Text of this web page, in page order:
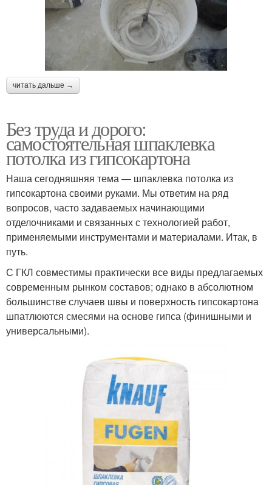
читать дальше →
Без труда и дорого:
самостоятельная шпаклевка
потолка из гипсокартона
Наша сегодняшняя тема — шпаклевка потолка из
гипсокартона своими руками. Мы ответим на ряд
вопросов, часто задаваемых начинающими
отделочниками и связанных с технологией работ,
применяемыми инструментами и материалами. Итак, в
путь.
С ГКЛ совместимы практически все виды предлагаемых
современным рынком составов; однако в абсолютном
большинстве случаев швы и поверхность гипсокартона
шпатлюются смесями на основе гипса (финишными и
универсальными).